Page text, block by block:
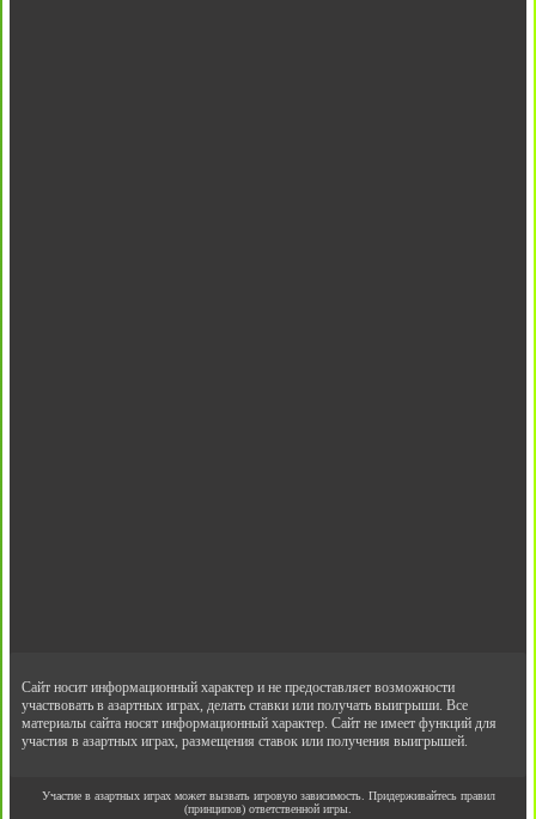
Сайт носит информационный характер и не предоставляет возможности
участвовать в азартных играх, делать ставки или получать выигрыши. Все
материалы сайта носят информационный характер. Сайт не имеет функций для
участия в азартных играх, размещения ставок или получения выигрышей.
Участие в азартных играх может вызвать игровую зависимость. Придерживайтесь правил
(принципов) ответственной игры.